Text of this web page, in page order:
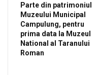
Parte din patrimoniul
Muzeului Municipal
Campulung, pentru
prima data la Muzeul
National al Taranului
Roman